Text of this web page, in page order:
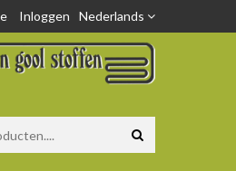
Nederlands
Inloggen